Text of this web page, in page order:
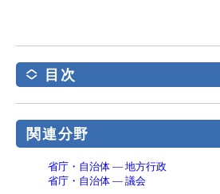
目次
関連分野
省庁・自治体 ― 地方行政
省庁・自治体 ― 議会